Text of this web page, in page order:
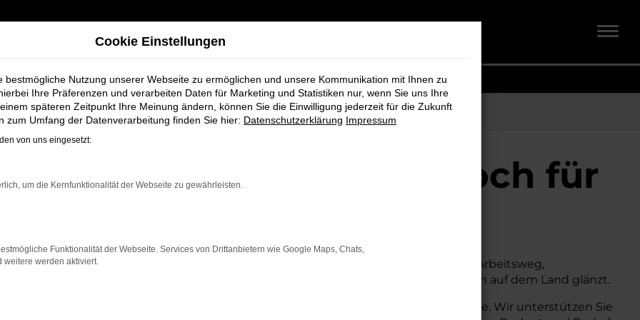
für Oldenburg
bei Schmidt + Koch für
die ein zuverlässiges und modernes Fahrzeug suchen. Ob für den täglichen Arbeitsweg,
bietet Komfort, Effizienz und modernes Design, das sowohl in der Stadt als auch auf dem Land glänzt.
breiten Auswahl an Škoda Fahrzeugen auch umfassende Beratung und Service. Wir unterstützen Sie
Cookie Einstellungen
bestmögliche Nutzung unserer Webseite zu ermöglichen und unsere Kommunikation mit Ihnen zu
Ihre Präferenzen und verarbeiten Daten für Marketing und Statistiken nur, wenn Sie uns Ihre
späteren Zeitpunkt Ihre Meinung ändern, können Sie die Einwilligung jederzeit für die Zukunft
zum Umfang der Datenverarbeitung finden Sie hier: Datenschutzerklärung Impressum
von uns eingesetzt:
um die Kernfunktionalität der Webseite zu gewährleisten.
Funktionalität der Webseite. Services von Drittanbietern wie Google Maps, Chats,
weitere werden aktiviert.